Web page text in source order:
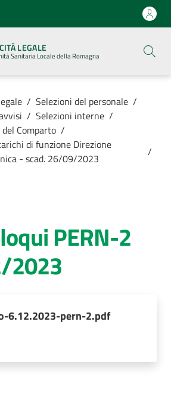
LEGALE
Sanitaria Locale della Romagna
/ Selezioni del personale /
/ Selezioni interne /
Comparto /
di funzione Direzione
- scad. 26/09/2023
/
PERN-2
2023
6.12.2023-pern-2.pdf